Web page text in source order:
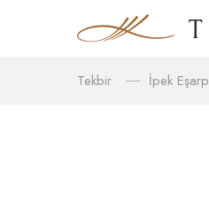
Tekbir İpek Eşarp